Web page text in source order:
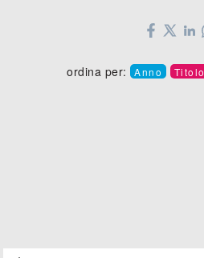
ordina per: Anno Titolo